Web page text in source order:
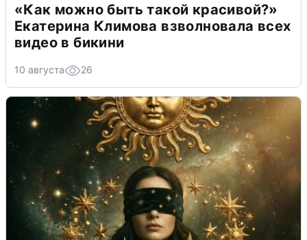
«Как можно быть такой красивой?»
Екатерина Климова взволновала всех
видео в бикини
10 августа 26